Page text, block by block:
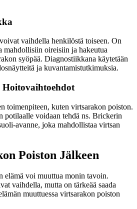
vaihdella henkilöstä toiseen. On
mahdollisiin oireisiin ja hakeutua
syöpää. Diagnostiikkana käytetään
ja kuvantamistutkimuksia.
toimenpiteen, kuten virtsarakon poiston.
potilaalle voidaan tehdä ns. Brickerin
avanne, joka mahdollistaa virtsan
Poiston Jälkeen
elämä voi muuttua monin tavoin.
vaihdella, mutta on tärkeää saada
muuttuessa virtsarakon poiston